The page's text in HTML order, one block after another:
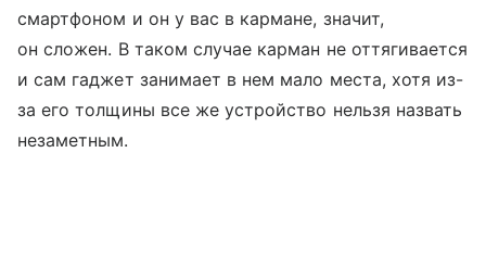
смартфоном и он у вас в кармане, значит,
он сложен. В таком случае карман не оттягивается
и сам гаджет занимает в нем мало места, хотя из-
за его толщины все же устройство нельзя назвать
незаметным.